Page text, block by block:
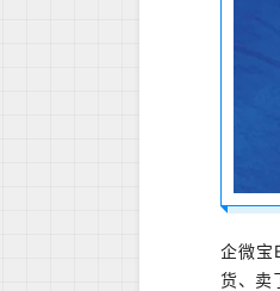
企微宝
货、卖